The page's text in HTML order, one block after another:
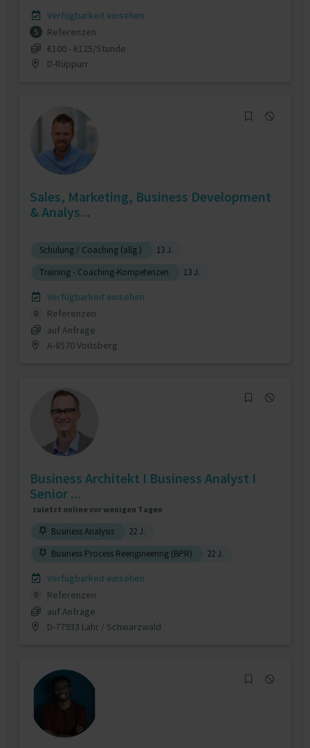
Verfügbarkeit einsehen
5
Referenzen
€100 - €125/Stunde
D-Rüppurr
Sales, Marketing, Business Development
& Analys...
Schulung / Coaching (allg.)
13 J.
Training - Coaching-Kompetenzen
13 J.
Verfügbarkeit einsehen
0
Referenzen
auf Anfrage
A-8570 Voitsberg
Business Architekt I Business Analyst I
Senior ...
zuletzt online vor wenigen Tagen
Business Analysis
22 J.
Business Process Reengineering (BPR)
22 J.
Verfügbarkeit einsehen
0
Referenzen
auf Anfrage
D-77933 Lahr / Schwarzwald